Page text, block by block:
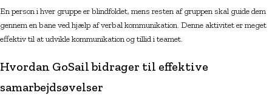
En person i hver gruppe er blindfoldet, mens resten af gruppen skal guide dem
gennem en bane ved hjælp af verbal kommunikation. Denne aktivitet er meget
effektiv til at udvikle kommunikation og tillid i teamet.
Hvordan GoSail bidrager til effektive
samarbejdsøvelser